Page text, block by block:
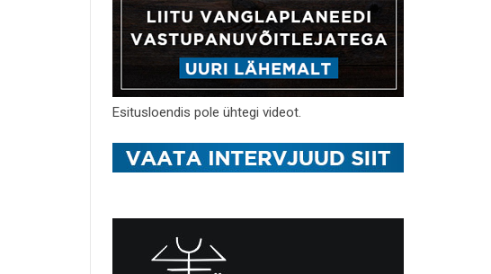
Esitusloendis pole ühtegi videot.